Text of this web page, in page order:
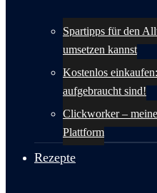
Spartipps für den
umsetzen kannst
Kostenlos
aufgebraucht sind!
Clickworker –
Plattform
Rezepte